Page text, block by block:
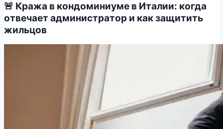
🚨 Кража в кондоминиуме в Италии: когда
отвечает администратор и как защитить
жильцов